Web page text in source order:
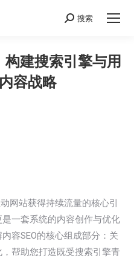
Search:
搜索
构建搜索引擎与用
容战略
网站获得持续流量的核心引
一套系统的内容创作与优化
容SEO的核心组成部分：关
帮助您打造既受搜索引擎青